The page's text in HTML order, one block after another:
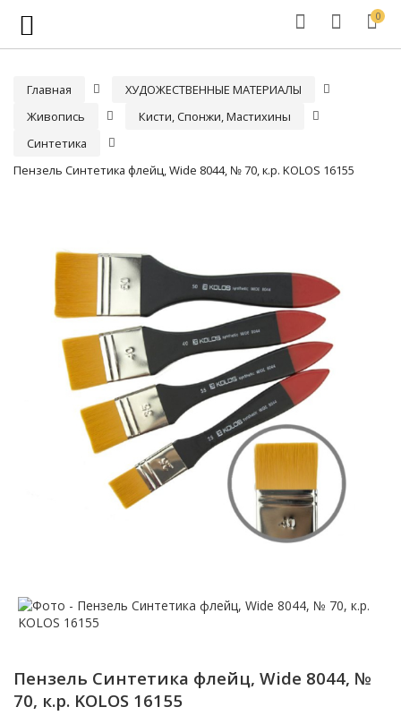
0
Главная
ХУДОЖЕСТВЕННЫЕ МАТЕРИАЛЫ
Живопись
Кисти, Спонжи, Мастихины
Синтетика
Пензель Синтетика флейц, Wide 8044, № 70, к.р. KOLOS 16155
Пензель Синтетика флейц, Wide 8044, №
70, к.р. KOLOS 16155